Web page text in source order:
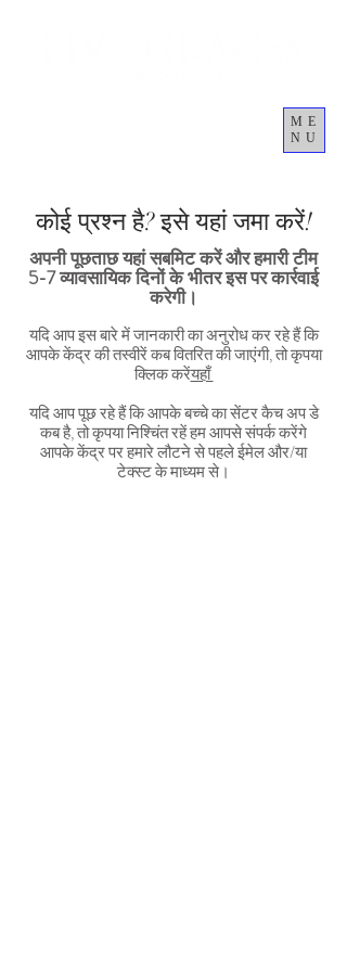
ME
NU
कोई प्रश्न है? इसे यहां जमा करें!
अपनी पूछताछ यहां सबमिट करें और हमारी टीम
5-7 व्यावसायिक दिनों के भीतर इस पर कार्रवाई
करेगी।
यदि आप इस बारे में जानकारी का अनुरोध कर रहे हैं कि
आपके केंद्र की तस्वीरें कब वितरित की जाएंगी, तो कृपया
क्लिक करेंयहाँ
यदि आप पूछ रहे हैं कि आपके बच्चे का सेंटर कैच अप डे
कब है, तो कृपया निश्चिंत रहें हम आपसे संपर्क करेंगे
आपके केंद्र पर हमारे लौटने से पहले ईमेल और/या
टेक्स्ट के माध्यम से।